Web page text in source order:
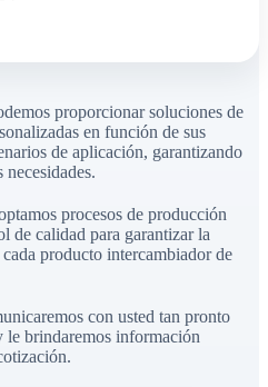
proporcionar soluciones de
en función de sus
de aplicación, garantizando
necesidades.
procesos de producción
de calidad para garantizar la
producto intercambiador de
con usted tan pronto
le brindaremos información